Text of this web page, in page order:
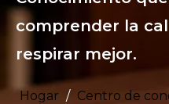
comprender la
respirar mejor.
Hogar / Centro de